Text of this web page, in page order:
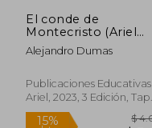
El conde de
Montecristo (Ariel
Juvenil Ilustrada)
Alejandro Dumas
Publicaciones Educativas
Ariel, 2023, 3 Edición, Tapa
Blanda, Nuevo